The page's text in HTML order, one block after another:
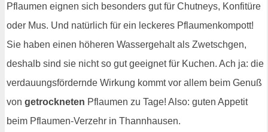
Pflaumen eignen sich besonders gut für Chutneys, Konfitüre
oder Mus. Und natürlich für ein leckeres Pflaumenkompott!
Sie haben einen höheren Wassergehalt als Zwetschgen,
deshalb sind sie nicht so gut geeignet für Kuchen. Ach ja: die
verdauungsfördernde Wirkung kommt vor allem beim Genuß
von getrockneten Pflaumen zu Tage! Also: guten Appetit
beim Pflaumen-Verzehr in Thannhausen.